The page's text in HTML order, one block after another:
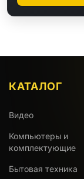
КАТАЛОГ
Видео
Компьютеры и
комплектующие
Бытовая техника